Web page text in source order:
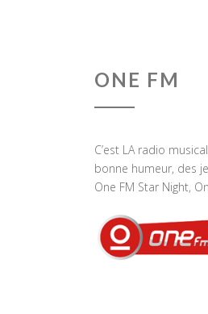
ONE FM
C’est LA radio
bonne humeur, des
One FM Star Night,